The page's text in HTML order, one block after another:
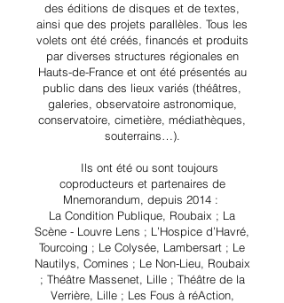
des éditions de disques et de textes,
ainsi que des projets parallèles. Tous les
volets ont été créés, financés et produits
par diverses structures régionales en
Hauts-de-France et ont été présentés au
public dans des lieux variés (théâtres,
galeries, observatoire astronomique,
conservatoire, cimetière, médiathèques,
souterrains…).
Ils ont été ou sont toujours
coproducteurs et partenaires de
Mnemorandum, depuis 2014 :
La Condition Publique, Roubaix ; La
Scène - Louvre Lens ; L’Hospice d’Havré,
Tourcoing ; Le Colysée, Lambersart ; Le
Nautilys, Comines ; Le Non-Lieu, Roubaix
; Théâtre Massenet, Lille ; Théâtre de la
Verrière, Lille ; Les Fous à réAction,